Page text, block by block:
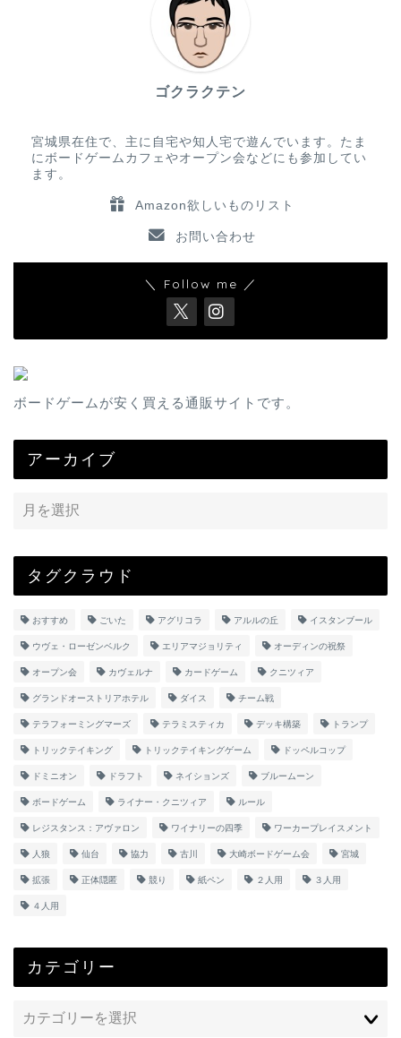
ゴクラクテン
宮城県在住で、主に自宅や知人宅で遊んでいます。たま
にボードゲームカフェやオープン会などにも参加してい
ます。
Amazon欲しいものリスト
お問い合わせ
＼ Follow me ／
ボードゲームが安く買える通販サイトです。
アーカイブ
タグクラウド
おすすめ ごいた アグリコラ アルルの丘 イスタンブール
ウヴェ・ローゼンベルク エリアマジョリティ オーディンの祝祭
オープン会 カヴェルナ カードゲーム クニツィア
グランドオーストリアホテル ダイス チーム戦
テラフォーミングマーズ テラミスティカ デッキ構築 トランプ
トリックテイキング トリックテイキングゲーム ドッペルコップ
ドミニオン ドラフト ネイションズ ブルームーン
ボードゲーム ライナー・クニツィア ルール
レジスタンス：アヴァロン ワイナリーの四季 ワーカープレイスメント
人狼 仙台 協力 古川 大崎ボードゲーム会 宮城
拡張 正体隠匿 競り 紙ペン ２人用 ３人用
４人用
カテゴリー